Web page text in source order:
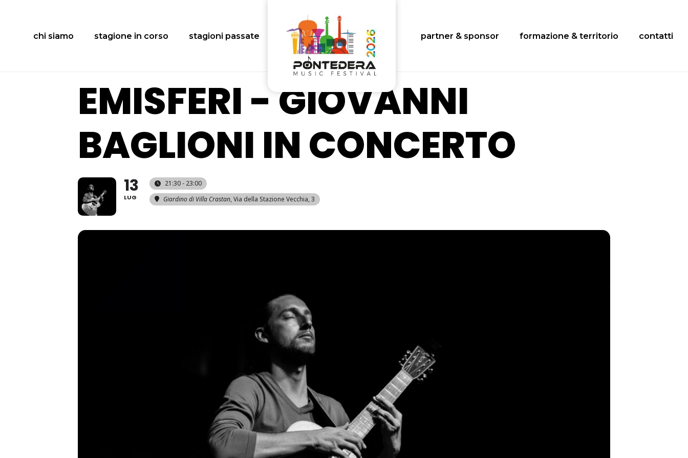
chi siamo stagione in corso stagioni passate partner & sponsor formazione & territorio contatti
EMISFERI - GIOVANNI
BAGLIONI IN CONCERTO
13
LUG
21:30 - 23:00
Giardino di Villa Crastan, Via della Stazione Vecchia, 3